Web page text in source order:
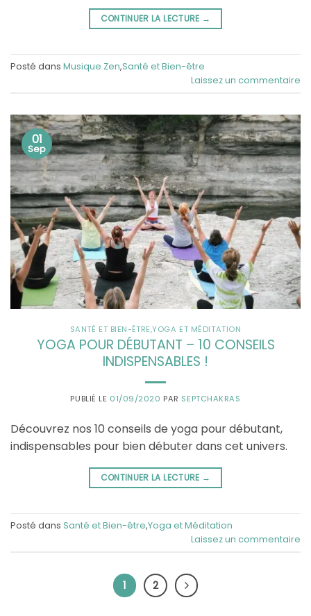
CONTINUER LA LECTURE →
Posté dans Musique Zen,Santé et Bien-être
Laissez un commentaire
01
Sep
SANTÉ ET BIEN-ÊTRE,YOGA ET MÉDITATION
YOGA POUR DÉBUTANT – 10 CONSEILS
INDISPENSABLES !
PUBLIÉ LE 01/09/2020 PAR SEPTCHAKRAS
Découvrez nos 10 conseils de yoga pour débutant,
indispensables pour bien débuter dans cet univers.
CONTINUER LA LECTURE →
Posté dans Santé et Bien-être,Yoga et Méditation
Laissez un commentaire
1 2